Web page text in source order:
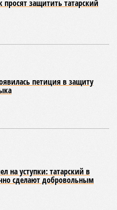
и
что занять даже
ценовой
улиток в Китай,
40 процентов импорта,
демпинговой цене в чуть
в то время как
лидеров по
улиток, а крупный
70 процентов
китайская
виноградную улитку в
спрос на неё как на